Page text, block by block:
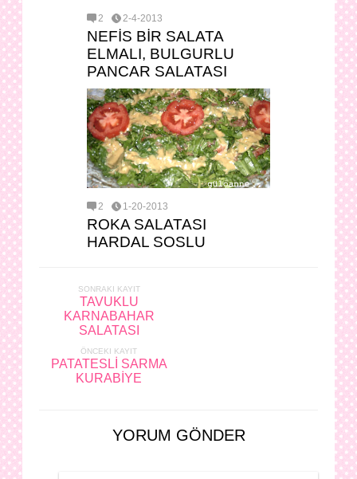
2 2-4-2013
NEFİS BİR SALATA
ELMALI, BULGURLU
PANCAR SALATASI
2 1-20-2013
ROKA SALATASI
HARDAL SOSLU
SONRAKI KAYIT
TAVUKLU
KARNABAHAR
SALATASI
ÖNCEKI KAYIT
PATATESLİ SARMA
KURABİYE
YORUM GÖNDER